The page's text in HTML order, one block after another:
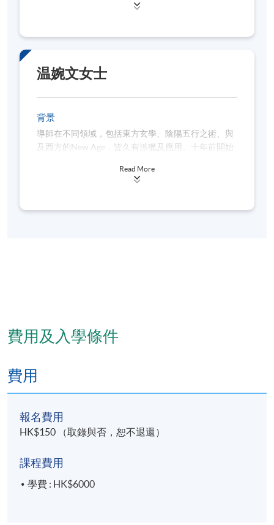
温婉文女士
背景
導師在不同領域，包括東方玄學、陰陽五行之術、與
及西方的New Age，皆久有涉獵及應用。十年前開始
Read More
費用及入學條件
費用
報名費用
HK$150 （取錄與否，恕不退還）
課程費用
學費 : HK$6000